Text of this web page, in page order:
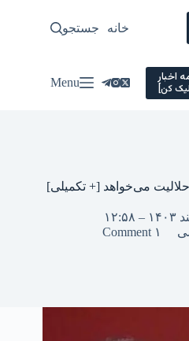
خانه سیاسی
جستجو
اخبار
کن] Menu
می‌خواهد [+ تکمیلی]
۱ Comment